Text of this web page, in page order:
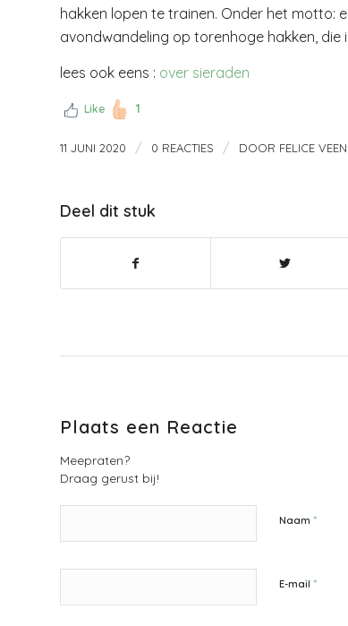
hakken lopen te trainen. Onder het motto:
avondwandeling op torenhoge hakken, die
lees ook eens : over sieraden
Like 1
11 JUNI 2020 / 0 REACTIES / DOOR FELICE
Deel dit stuk
Plaats een Reactie
Meepraten?
Draag gerust bij!
Naam *
E-mail *